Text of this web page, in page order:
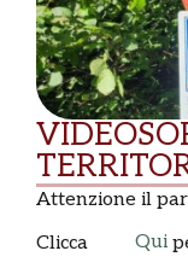
Attenzione il
Clicca
Qui